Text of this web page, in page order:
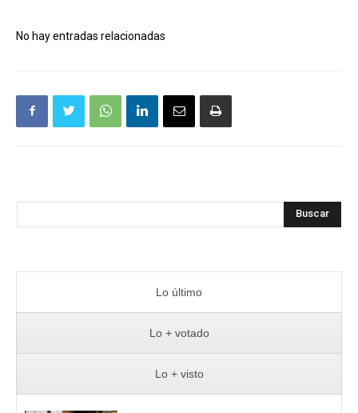
No hay entradas relacionadas
Buscar
Lo último
Lo + votado
Lo + visto